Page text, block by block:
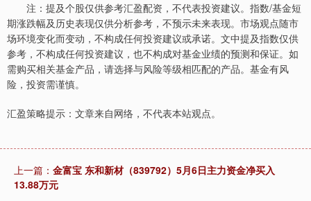
注：提及个股仅供参考汇盈配资，不代表投资建议。指数/基金短
期涨跌幅及历史表现仅供分析参考，不预示未来表现。市场观点随市
场环境变化而变动，不构成任何投资建议或承诺。文中提及指数仅供
参考，不构成任何投资建议，也不构成对基金业绩的预测和保证。如
需购买相关基金产品，请选择与风险等级相匹配的产品。基金有风
险，投资需谨慎。
汇盈策略提示：文章来自网络，不代表本站观点。
上一篇： 金富宝 东和新材（839792）5月6日主力资金净买入
13.88万元